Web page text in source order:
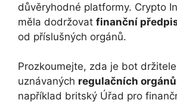
důvěryhodné platformy. Crypto
měla dodržovat finanční
od příslušných orgánů.
Prozkoumejte, zda je bot
uznávaných regulačních orgánů
například britský Úřad pro